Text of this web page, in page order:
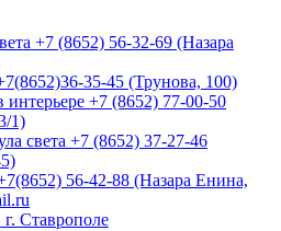
+7 (8652) 56-32-69 (Назара
35-45 (Трунова, 100)
+7 (8652) 77-00-50
1)
света +7 (8652) 37-27-46
56-42-88 (Назара Енина,
Ставрополе